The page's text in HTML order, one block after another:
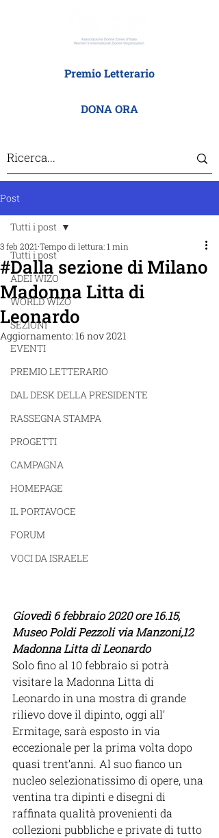
Premio Letterario
DONA ORA
Post
Tutti i post
ADEI WIZO
WORLD WIZO
SEZIONI
EVENTI
PREMIO LETTERARIO
DAL DESK DELLA PRESIDENTE
RASSEGNA STAMPA
PROGETTI
CAMPAGNA
HOMEPAGE
IL PORTAVOCE
FORUM
VOCI DA ISRAELE
Tutti i post
#Dalla sezione di Milano
Madonna Litta di
Leonardo
3 feb 2021 Tempo di lettura: 1 min
Aggiornamento: 16 nov 2021
Giovedì 6 febbraio 2020 ore 16.15,
Museo Poldi Pezzoli via Manzoni,12
Madonna Litta di Leonardo
Solo fino al 10 febbraio si potrà
visitare la Madonna Litta di
Leonardo in una mostra di grande
rilievo dove il dipinto, oggi all’
Ermitage, sarà esposto in via
eccezionale per la prima volta dopo
quasi trent’anni. Al suo fianco un
nucleo selezionatissimo di opere, una
ventina tra dipinti e disegni di
raffinata qualità provenienti da
collezioni pubbliche e private di tutto